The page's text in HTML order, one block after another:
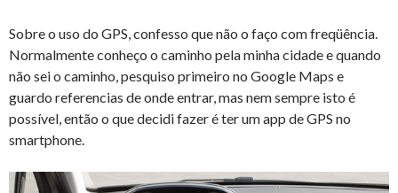
Sobre o uso do GPS, confesso que não o faço com freqüência.
Normalmente conheço o caminho pela minha cidade e quando
não sei o caminho, pesquiso primeiro no Google Maps e
guardo referencias de onde entrar, mas nem sempre isto é
possível, então o que decidi fazer é ter um app de GPS no
smartphone.